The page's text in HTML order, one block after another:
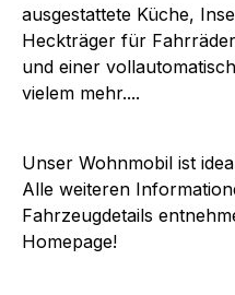
ausgestattete Küche,
Heckträger für
und einer
vielem mehr....
Unser Wohnmobil ist
Alle weiteren
Fahrzeugdetails
Homepage!